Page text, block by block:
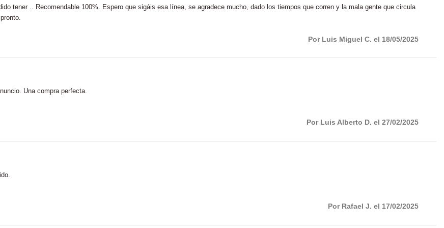
tener .. Recomendable 100%. Espero que sigáis esa línea, se agradece mucho, dado los tiempos que corren y la mala gente que circula
Por Luis Miguel C. el 18/05/2025
Una compra perfecta.
Por Luis Alberto D. el 27/02/2025
Por Rafael J. el 17/02/2025